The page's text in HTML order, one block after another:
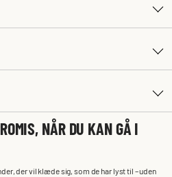
NÅR DU KAN GÅ I
der vil klæde sig, som de har lyst til – uden